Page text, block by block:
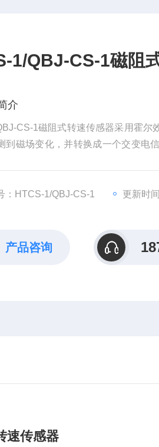
1/QBJ-CS-1磁阻
介
CS-1磁阻式转速传感器采用霍
到磁场变化，并转换成一个交变电
：HTCS-1/QBJ-CS-1
更新时
产品咨询
速传感器